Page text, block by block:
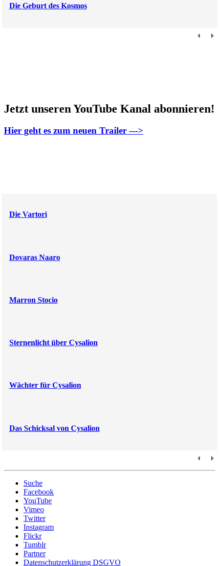
Die Geburt des Kosmos
Jetzt unseren YouTube Kanal abonnieren!
Hier geht es zum neuen Trailer --->
Die Vartori
Dovaras Naaro
Marron Stocio
Sternenlicht über Cysalion
Wächter für Cysalion
Das Schicksal von Cysalion
Suche
Facebook
YouTube
Vimeo
Twitter
Instagram
Flickr
Tumblr
Partner
Datenschutzerklärung DSGVO